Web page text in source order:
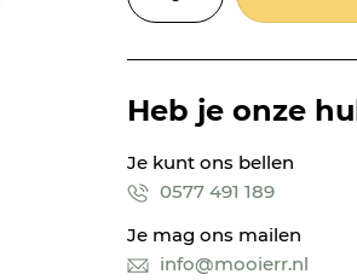
Heb je onze
Je kunt ons bellen
0577 491 189
Je mag ons mailen
info@mooierr.nl